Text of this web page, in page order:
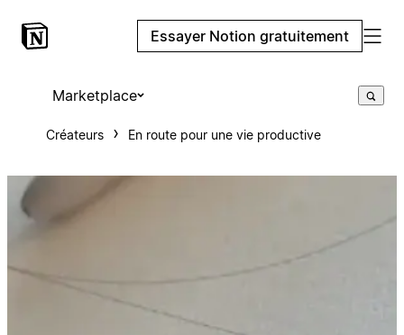
Essayer Notion gratuitement
Marketplace
Créateurs En route pour une vie productive